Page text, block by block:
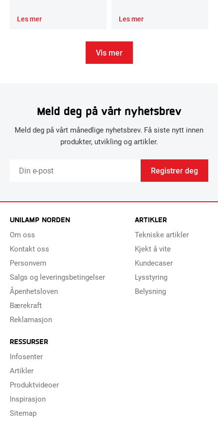
Les mer Les mer
Vis mer
Meld deg på vårt nyhetsbrev
Meld deg på vårt månedlige nyhetsbrev. Få siste nytt innen
produkter, utvikling og artikler.
Registrer deg
UNILAMP NORDEN
Om oss
Kontakt oss
Personvern
Salgs og leveringsbetingelser
Åpenhetsloven
Bærekraft
Reklamasjon
ARTIKLER
Tekniske artikler
Kjekt å vite
Kundecaser
Lysstyring
Belysning
RESSURSER
Infosenter
Artikler
Produktvideoer
Inspirasjon
Sitemap